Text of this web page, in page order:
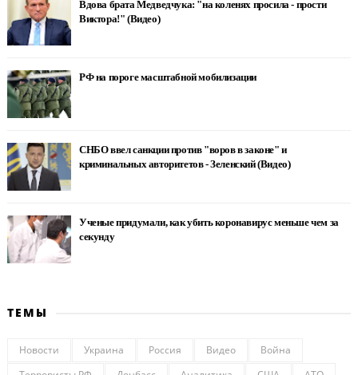
Вдова брата Медведчука: "на коленях просила - прости
Виктора!" (Видео)
РФ на пороге масштабной мобилизации
СНБО ввел санкции против "воров в законе" и
криминальных авторитетов - Зеленский (Видео)
Ученые придумали, как убить коронавирус меньше чем за
секунду
ТЕМЫ
Новости Украина Россия Видео
Война